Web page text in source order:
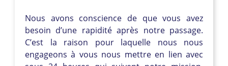
Nous avons conscience de que vous avez
besoin d’une rapidité après notre passage.
C’est la raison pour laquelle nous nous
engageons à vous nous mettre en lien avec